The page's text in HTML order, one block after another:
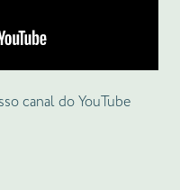
canal do YouTube